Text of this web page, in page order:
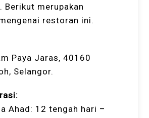
Berikut merupakan
restoran ini.
Paya Jaras, 40160
Selangor.
Ahad: 12 tengah hari –